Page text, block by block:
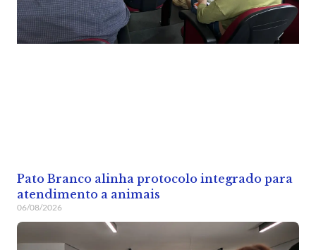
Pato Branco alinha protocolo integrado para
atendimento a animais
06/08/2026